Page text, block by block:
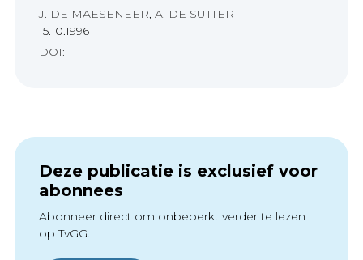
J. DE MAESENEER, A. DE SUTTER
15.10.1996
DOI:
Deze publicatie is exclusief voor
abonnees
Abonneer direct om onbeperkt verder te lezen
op TvGG.